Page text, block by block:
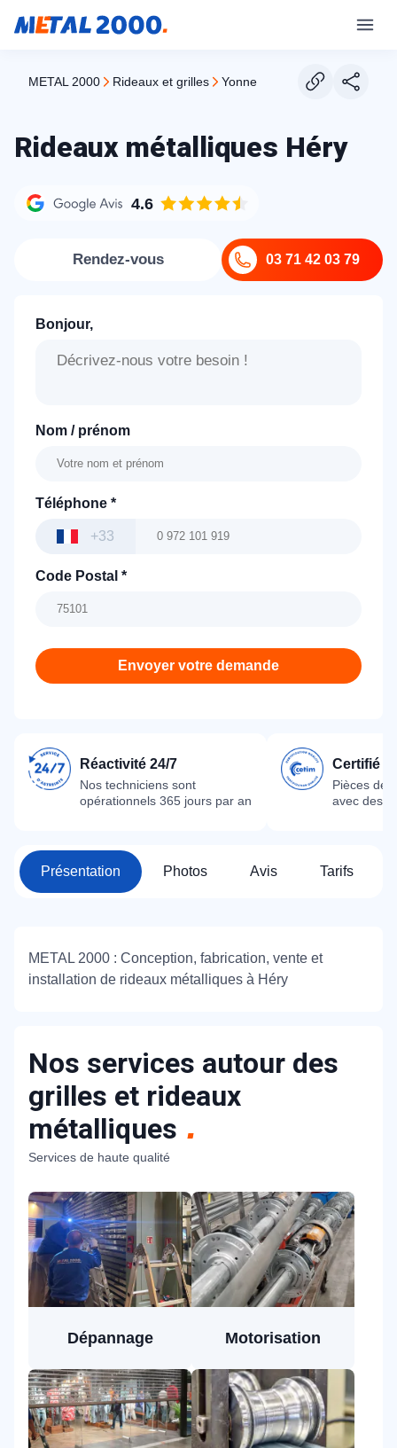
METAL 2000 rideaux et grilles yonne
Rideaux métalliques Héry
4.6
03 71 42 03 79
Rendez-vous
Bonjour,
Nom / prénom
Téléphone *
+33
Code Postal *
Envoyer votre demande
Réactivité 24/7
Nos techniciens sont
opérationnels 365 jours par an
Certifié
Pièces
avec des
Présentation Photos Avis Tarifs
METAL 2000 : Conception, fabrication, vente et
installation de rideaux métalliques à Héry
Nos services autour des
grilles et rideaux
métalliques
Services de haute qualité
Dépannage Motorisation